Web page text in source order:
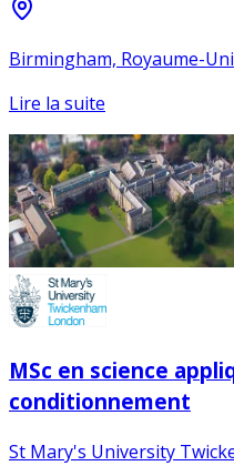
Birmingham, Royaume-Uni
Lire la suite
MSc en science
conditionnement
St Mary's University